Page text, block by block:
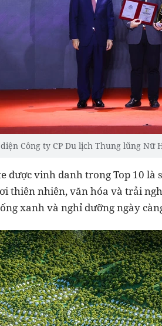
Công ty CP Du lịch Thung lũng Nữ
được vinh danh trong Top 10
thiên nhiên, văn hóa và trải
xanh và nghỉ dưỡng ngày